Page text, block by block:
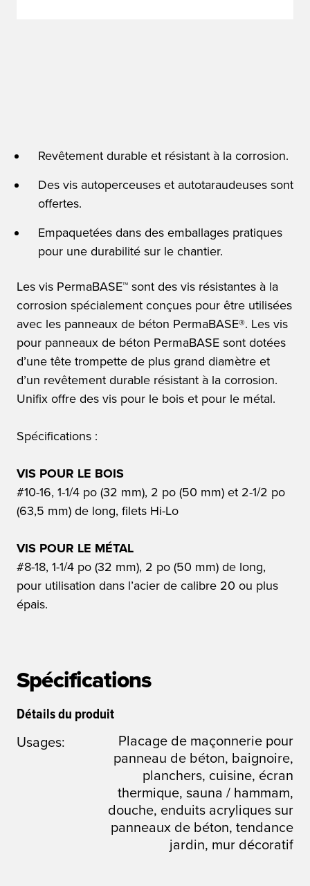
Revêtement durable et résistant à la corrosion.
Des vis autoperceuses et autotaraudeuses sont
offertes.
Empaquetées dans des emballages pratiques
pour une durabilité sur le chantier.
Les vis PermaBASE™ sont des vis résistantes à la
corrosion spécialement conçues pour être utilisées
avec les panneaux de béton PermaBASE®. Les vis
pour panneaux de béton PermaBASE sont dotées
d’une tête trompette de plus grand diamètre et
d’un revêtement durable résistant à la corrosion.
Unifix offre des vis pour le bois et pour le métal.
Spécifications :
VIS POUR LE BOIS
#10-16, 1-1/4 po (32 mm), 2 po (50 mm) et 2-1/2 po
(63,5 mm) de long, filets Hi-Lo
VIS POUR LE MÉTAL
#8-18, 1-1/4 po (32 mm), 2 po (50 mm) de long,
pour utilisation dans l’acier de calibre 20 ou plus
épais.
Spécifications
Détails du produit
Usages:
Placage de maçonnerie pour
panneau de béton, baignoire,
planchers, cuisine, écran
thermique, sauna / hammam,
douche, enduits acryliques sur
panneaux de béton, tendance
jardin, mur décoratif